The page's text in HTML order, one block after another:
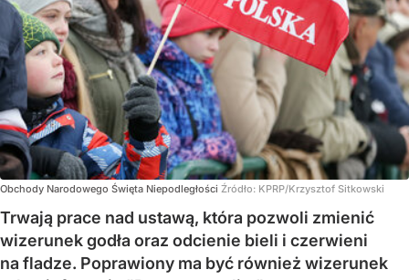
Obchody Narodowego Święta Niepodległości Źródło: KPRP/Krzysztof Sitkowski
Trwają prace nad ustawą, która pozwoli zmienić
wizerunek godła oraz odcienie bieli i czerwieni
na fladze. Poprawiony ma być również wizerunek